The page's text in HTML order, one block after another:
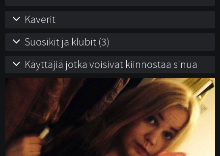
Kaverit
Suosikit ja klubit (3)
Käyttäjiä jotka voisivat kiinnostaa sinua